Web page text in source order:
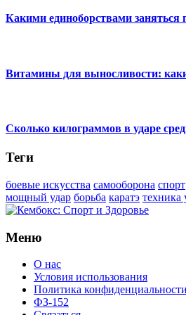
Какими единоборствами заняться
Витамины для выносливости:
Сколько килограммов в ударе
Теги
боевые искусства самооборона спорт
мощный удар борьба каратэ техника
Меню
О нас
Условия использования
Политика конфиденциальности
ФЗ-152